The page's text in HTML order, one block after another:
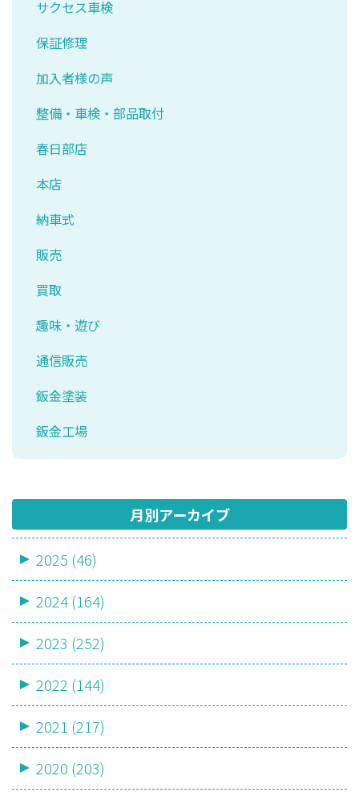
サクセス車検
保証修理
加入者様の声
整備・車検・部品取付
春日部店
本店
納車式
販売
買取
趣味・遊び
通信販売
鈑金塗装
鈑金工場
月別アーカイブ
2025 (46)
2024 (164)
2023 (252)
2022 (144)
2021 (217)
2020 (203)